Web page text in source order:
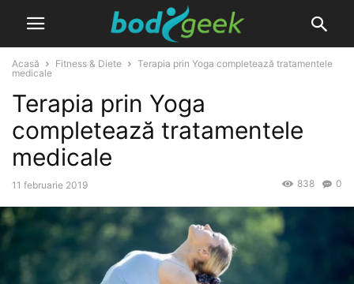
Acasă Fitness & Diete
Terapia prin Yoga completează tratamentele
medicale
Terapia prin Yoga
completează tratamentele
medicale
11 februarie 2019 0
838